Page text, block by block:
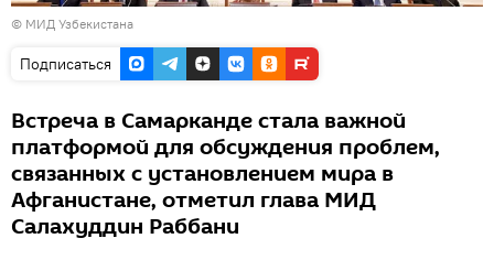
© МИД Узбекистана
Подписаться
Встреча в Самарканде стала важной
платформой для обсуждения проблем,
связанных с установлением мира в
Афганистане, отметил глава МИД
Салахуддин Раббани